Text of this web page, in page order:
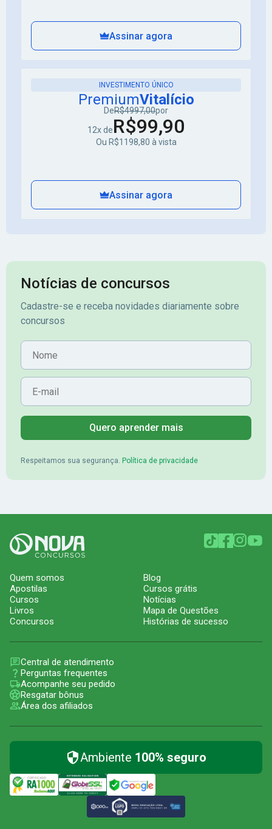
Assinar agora
INVESTIMENTO ÚNICO
PremiumVitalício
DeR$4997,00por
12x deR$99,90
Ou R$1198,80 à vista
Assinar agora
Notícias de concursos
Cadastre-se e receba novidades diariamente sobre
concursos
Nome
E-mail
Quero aprender mais
Respeitamos sua segurança. Política de privacidade
Quem somos
Apostilas
Cursos
Livros
Concursos
Blog
Cursos grátis
Notícias
Mapa de Questões
Histórias de sucesso
Central de atendimento
Perguntas frequentes
Acompanhe seu pedido
Resgatar bônus
Área dos afiliados
Ambiente 100% seguro